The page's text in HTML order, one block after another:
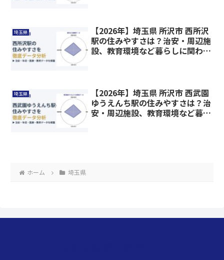
埼玉県
【2026年】埼玉県 所沢市 西所沢
駅の住みやすさは？治安・周辺施
設、教育環境など暮らしに関わる
埼玉県
【2026年】埼玉県 所沢市 西武園
ゆうえんち駅の住みやすさは？治
安・周辺施設、教育環境など暮ら
ホーム 埼玉県